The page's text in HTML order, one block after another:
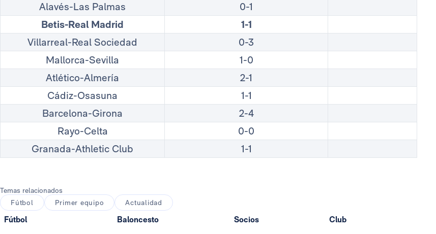
Alavés-Las Palmas
0-1
Betis-Real Madrid
1-1
Villarreal-Real Sociedad
0-3
Mallorca-Sevilla
1-0
Atlético-Almería
2-1
Cádiz-Osasuna
1-1
Barcelona-Girona
2-4
Rayo-Celta
0-0
Granada-Athletic Club
1-1
Temas relacionados
Fútbol
Primer equipo Actualidad
Fútbol Baloncesto Socios Club